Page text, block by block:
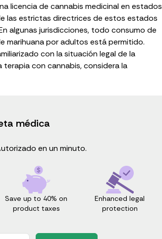
licencia de cannabis medicinal en estados
las estrictas directrices de estos estados
algunas jurisdicciones, todo consumo de
marihuana por adultos está permitido.
con la situación legal de la
terapia con cannabis, considera la
médica
en un minuto.
Save up to 40% on
product taxes
Enhanced legal
protection